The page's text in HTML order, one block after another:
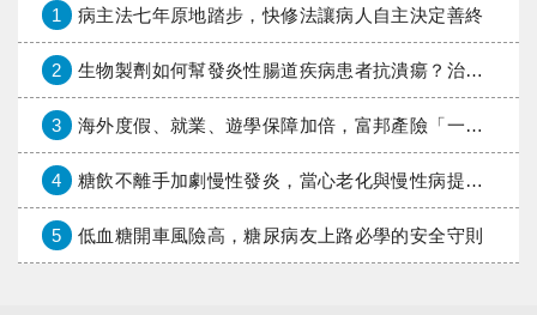
1 病主法七年原地踏步，快修法讓病人自主決定善終
2 生物製劑如何幫發炎性腸道疾病患者抗潰瘍？治療進展與健保給付困境一次看
3 海外度假、就業、遊學保障加倍，富邦產險「一期逐夢」專案加碼遠距醫療與緊急救援
4 糖飲不離手加劇慢性發炎，當心老化與慢性病提早報到
5 低血糖開車風險高，糖尿病友上路必學的安全守則